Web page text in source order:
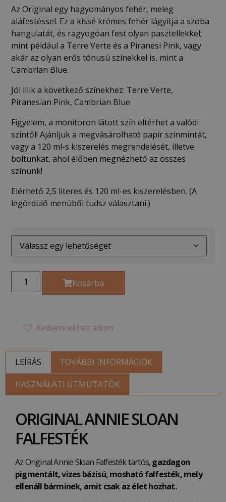
Az Original egy hagyományos fehér, meleg
aláfestéssel. Ez a kissé krémes fehér lágyítja a szoba
hangulatát, és ragyogóan fest olyan pasztellekkel;
mint például a Terre Verte és a Piranesi Pink, vagy
akár az olyan erős tónusú színekkel is, mint a
Cambrian Blue.
Jól illik a következő színekhez: Terre Verte,
Piranesian Pink, Cambrian Blue
Figyelem, a monitoron látott szín eltérhet a valódi
színtől! Ajánljuk a megvásárolható papír színmintát,
vagy a 120 ml-s kiszerelés megrendelését, illetve
boltunkat, ahol élőben megnézhető az összes
színünk!
Elérhető 2,5 literes és 120 ml-es kiszerelésben. (A
legördülő menüből tudsz választani.)
Kosárba
Kedvencekhez adom
LEÍRÁS
TOVÁBBI INFORMÁCIÓK
HASZNÁLATI ÚTMUTATÓK
ORIGINAL ANNIE SLOAN
FALFESTÉK
Az Original Annie Sloan Falfesték tartós,gazdagon
pigmentált, vizes bázisú, mosható falfesték, mely
ellenáll bárminek, amit csak az élet hozhat.